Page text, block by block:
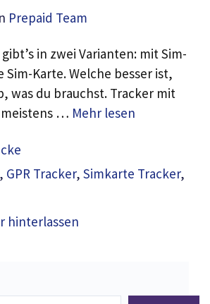
Prepaid Team
in zwei Varianten: mit Sim-
Sim-Karte. Welche besser ist,
was du brauchst. Tracker mit
meistens … Mehr lesen
, GPR Tracker,Simkarte Tracker,
hinterlassen